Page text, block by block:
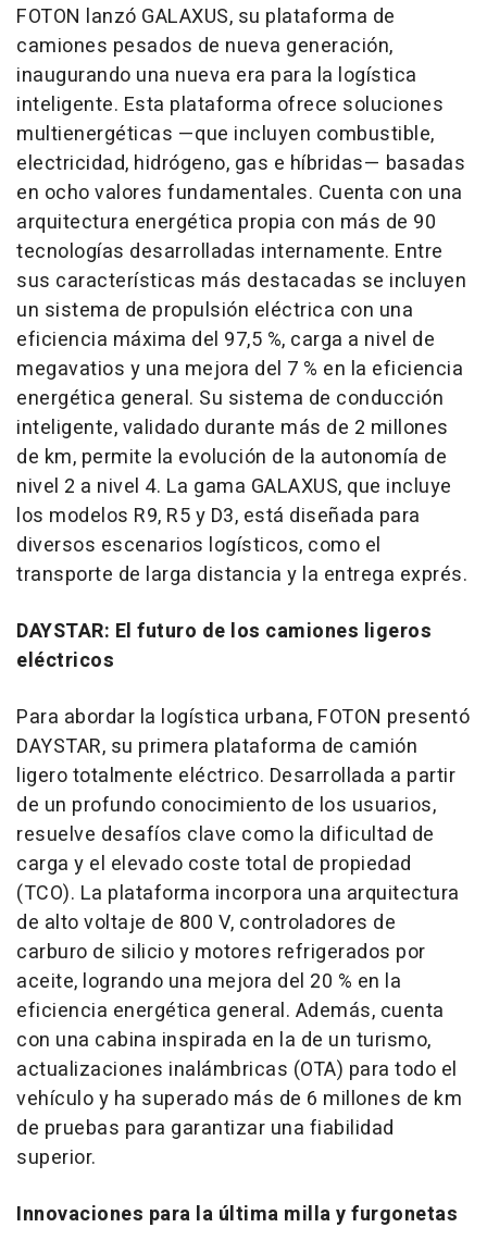
FOTON lanzó GALAXUS, su plataforma de
camiones pesados de nueva generación,
inaugurando una nueva era para la logística
inteligente. Esta plataforma ofrece soluciones
multienergéticas —que incluyen combustible,
electricidad, hidrógeno, gas e híbridas— basadas
en ocho valores fundamentales. Cuenta con una
arquitectura energética propia con más de 90
tecnologías desarrolladas internamente. Entre
sus características más destacadas se incluyen
un sistema de propulsión eléctrica con una
eficiencia máxima del 97,5 %, carga a nivel de
megavatios y una mejora del 7 % en la eficiencia
energética general. Su sistema de conducción
inteligente, validado durante más de 2 millones
de km, permite la evolución de la autonomía de
nivel 2 a nivel 4. La gama GALAXUS, que incluye
los modelos R9, R5 y D3, está diseñada para
diversos escenarios logísticos, como el
transporte de larga distancia y la entrega exprés.
DAYSTAR: El futuro de los camiones ligeros
eléctricos
Para abordar la logística urbana, FOTON presentó
DAYSTAR, su primera plataforma de camión
ligero totalmente eléctrico. Desarrollada a partir
de un profundo conocimiento de los usuarios,
resuelve desafíos clave como la dificultad de
carga y el elevado coste total de propiedad
(TCO). La plataforma incorpora una arquitectura
de alto voltaje de 800 V, controladores de
carburo de silicio y motores refrigerados por
aceite, logrando una mejora del 20 % en la
eficiencia energética general. Además, cuenta
con una cabina inspirada en la de un turismo,
actualizaciones inalámbricas (OTA) para todo el
vehículo y ha superado más de 6 millones de km
de pruebas para garantizar una fiabilidad
superior.
Innovaciones para la última milla y furgonetas